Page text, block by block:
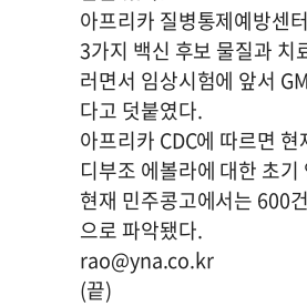
아프리카 질병통제예방센
3가지 백신 후보 물질과 치
러면서 임상시험에 앞서
다고 덧붙였다.
아프리카 CDC에 따르면
디부조 에볼라에 대한 초
현재 민주콩고에서는 600
으로 파악됐다.
rao@yna.co.kr
(끝)